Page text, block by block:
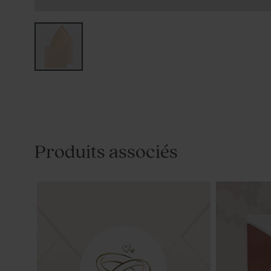
Produits associés